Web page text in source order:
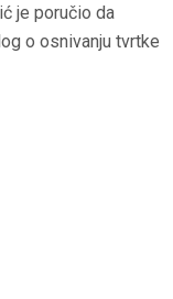
je poručio da
o osnivanju tvrtke